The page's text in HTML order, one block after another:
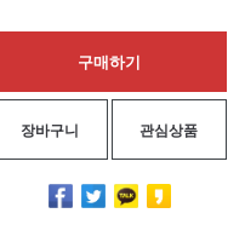
구매하기
장바구니 관심상품